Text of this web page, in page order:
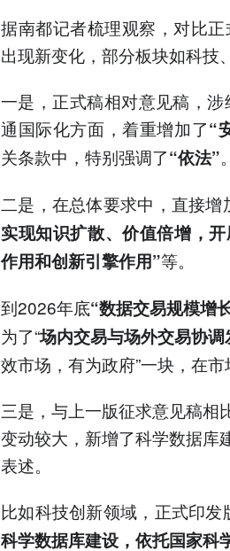
据南都记者梳理观察，对比
出现新变化，部分板块如科技
一是，正式稿相对意见稿，涉
通国际化方面，着重增加了“
关条款中，特别强调了“依法”。
二是，在总体要求中，直接增
实现知识扩散、价值倍增，
作用和创新引擎作用”等。
到2026年底“数据交易规模增
为了“场内交易与场外交易协
效市场，有为政府”一块，在
三是，与上一版征求意见稿相
变动较大，新增了科学数据库
表述。
比如科技创新领域，正式印发
科学数据库建设，依托国家科